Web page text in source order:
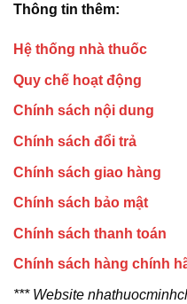
Thông tin thêm:
Hệ thống nhà thuốc
Quy chế hoạt động
Chính sách nội dung
Chính sách đổi trả
Chính sách giao hàng
Chính sách bảo mật
Chính sách thanh toán
Chính sách hàng chính
*** Website